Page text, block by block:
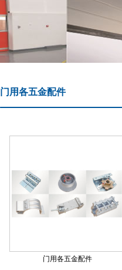
门用各五金配件
门用各五金配件